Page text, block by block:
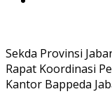
Sekda Provinsi
Rapat Koordinasi
Kantor Bappeda